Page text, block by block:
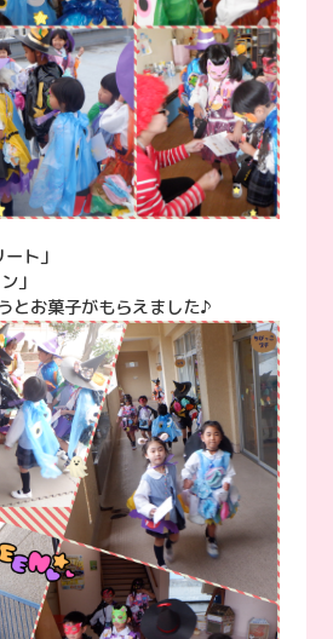
ト」
」
とお菓子がもらえました♪